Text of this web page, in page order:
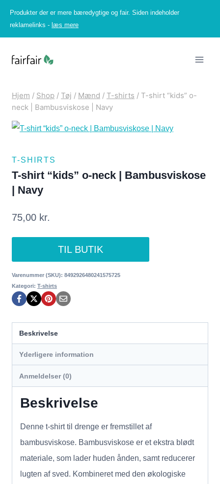
indhold
Produkter der er mere bæredygtige og fair. Siden indeholder
reklamelinks - læs mere
Hjem / Shop / Tøj / Mænd / T-shirts / T-shirt “kids” o-
neck | Bambusviskose | Navy
T-SHIRTS
T-shirt “kids” o-neck | Bambusviskose
| Navy
75,00 kr.
TIL BUTIK
Varenummer (SKU): 8492926480241575725
Kategori: T-shirts
Beskrivelse
Yderligere information
Anmeldelser (0)
Beskrivelse
Denne t-shirt til drenge er fremstillet af
bambusviskose. Bambusviskose er et ekstra blødt
materiale, som lader huden ånden, samt reducerer
lugten af sved. Kombineret med den økologiske